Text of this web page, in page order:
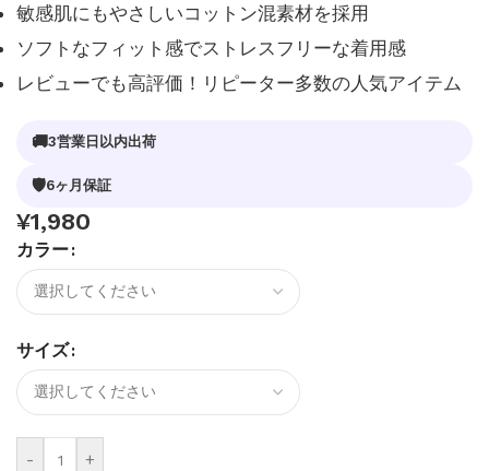
敏感肌にもやさしいコットン混素材を採用
ソフトなフィット感でストレスフリーな着用感
レビューでも高評価！リピーター多数の人気アイテム
🚚3営業日以内出荷
🛡6ヶ月保証
¥1,980
カラー
サイズ
- +